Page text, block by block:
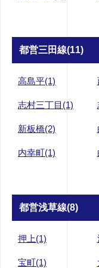
都営三田線(11)
高島平(1)
志村三丁目(1)
新板橋(2)
内幸町(1)
都営浅草線(8)
押上(1)
宝町(1)